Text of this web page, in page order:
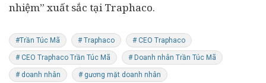
nhiệm” xuất sắc tại Traphaco.
#Trần Túc Mã # Traphaco # CEO Traphaco
# CEO Traphaco Trần Túc Mã # Doanh nhân Trần Túc Mã
# doanh nhân # gương mặt doanh nhân